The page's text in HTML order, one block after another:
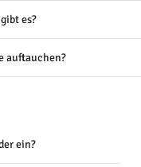
es?
auftauchen?
ein?